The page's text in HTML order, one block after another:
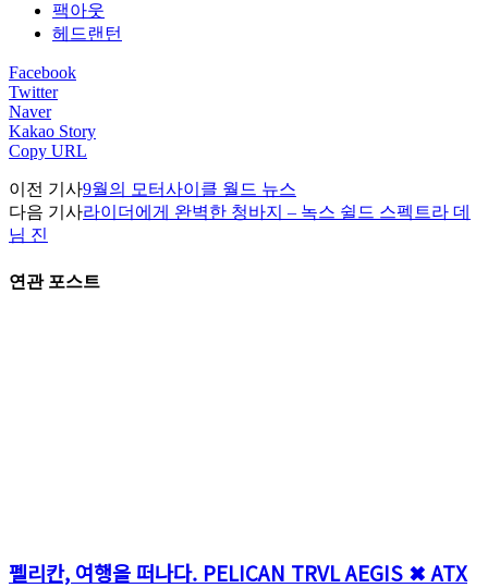
팩아웃
헤드랜턴
Facebook
Twitter
Naver
Kakao Story
Copy URL
이전 기사9월의 모터사이클 월드 뉴스
다음 기사라이더에게 완벽한 청바지 – 녹스 쉴드 스펙트라 데
님 진
연관 포스트
펠리칸, 여행을 떠나다. PELICAN TRVL AEGIS ✖ ATX